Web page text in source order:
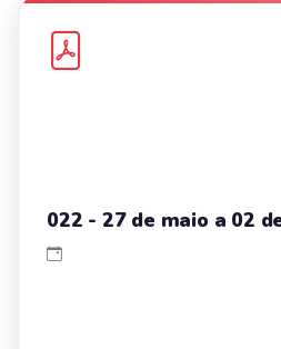
022 - 27 de maio a 02